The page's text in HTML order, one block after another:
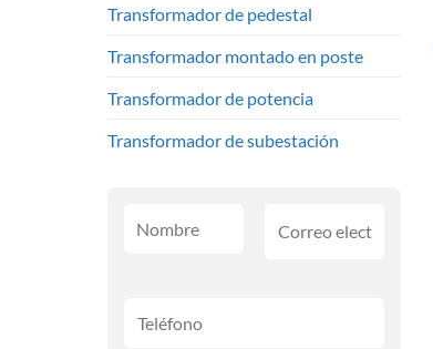
Transformador de pedestal
Transformador montado en poste
Transformador de potencia
Transformador de subestación